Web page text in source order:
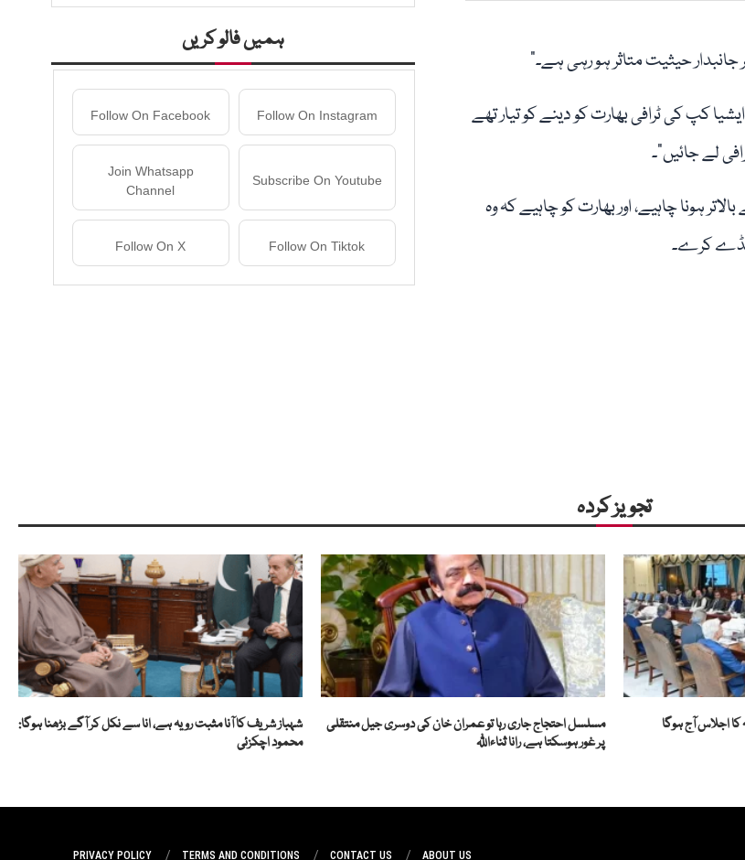
حیثیت متاثر ہو رہی ہے۔”
کپ کی ٹرافی بھارت کو دینے کو تیار تھے
لے جائیں”۔
ہونا چاہیے، اور بھارت کو چاہیے کہ وہ
کرے۔
ہمیں فالو کریں
Follow On Instagram
Follow On Facebook
Subscribe On Youtube
Join Whatsapp
Channel
Follow On Tiktok
Follow On X
تجویز کردہ
کا اجلاس آج ہوگا
مسلسل احتجاج جاری رہا تو عمران خان کی دوسری جیل منتقلی
پر غور ہوسکتا ہے، رانا ثناءاللّٰہ
شہباز شریف کا آنا مثبت رویہ ہے، انا سے نکل کر آگے بڑھنا ہوگا:
محمود اچکزئی
ABOUT US
CONTACT US
TERMS AND CONDITIONS
PRIVACY POLICY